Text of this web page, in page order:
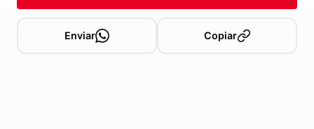
Enviar Copiar